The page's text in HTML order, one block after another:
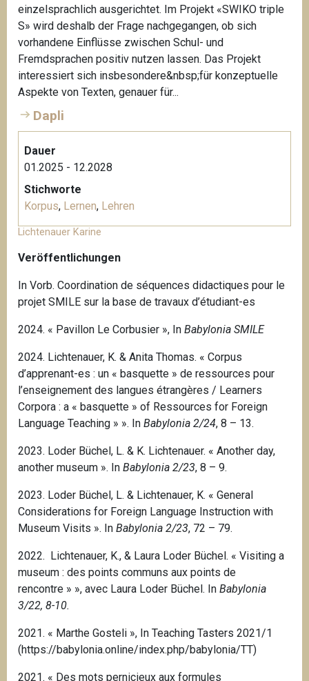
einzelsprachlich ausgerichtet. Im Projekt «SWIKO triple
S» wird deshalb der Frage nachgegangen, ob sich
vorhandene Einflüsse zwischen Schul- und
Fremdsprachen positiv nutzen lassen. Das Projekt
interessiert sich insbesondere&nbsp;für konzeptuelle
Aspekte von Texten, genauer für...
Dapli
Dauer
01.2025 - 12.2028
Stichworte
Korpus, Lernen, Lehren
Lichtenauer Karine
Veröffentlichungen
In Vorb. Coordination de séquences didactiques pour le
projet SMILE sur la base de travaux d’étudiant-es
2024. « Pavillon Le Corbusier », In Babylonia SMILE
2024. Lichtenauer, K. & Anita Thomas. « Corpus
d’apprenant-es : un « basquette » de ressources pour
l’enseignement des langues étrangères / Learners
Corpora : a « basquette » of Ressources for Foreign
Language Teaching » ». In Babylonia 2/24, 8 – 13.
2023. Loder Büchel, L. & K. Lichtenauer. « Another day,
another museum ». In Babylonia 2/23, 8 – 9.
2023. Loder Büchel, L. & Lichtenauer, K. « General
Considerations for Foreign Language Instruction with
Museum Visits ». In Babylonia 2/23, 72 – 79.
2022. Lichtenauer, K., & Laura Loder Büchel. « Visiting a
museum : des points communs aux points de
rencontre » », avec Laura Loder Büchel. In Babylonia
3/22, 8-10.
2021. « Marthe Gosteli », In Teaching Tasters 2021/1
(https://babylonia.online/index.php/babylonia/TT)
2021. « Des mots pernicieux aux formules